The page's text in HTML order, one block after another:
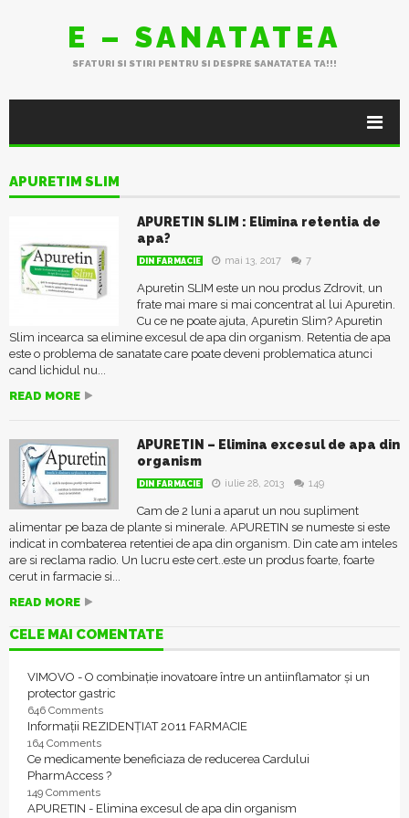
E – SANATATEA
SFATURI SI STIRI PENTRU SI DESPRE SANATATEA TA!!!
APURETIM SLIM
APURETIN SLIM : Elimina retentia de
apa?
DIN FARMACIE mai 13, 2017 7
Apuretin SLIM este un nou produs Zdrovit, un
frate mai mare si mai concentrat al lui Apuretin.
Cu ce ne poate ajuta, Apuretin Slim? Apuretin
Slim incearca sa elimine excesul de apa din organism. Retentia de apa
este o problema de sanatate care poate deveni problematica atunci
cand lichidul nu...
READ MORE
APURETIN – Elimina excesul de apa din
organism
DIN FARMACIE iulie 28, 2013 149
Cam de 2 luni a aparut un nou supliment
alimentar pe baza de plante si minerale. APURETIN se numeste si este
indicat in combaterea retentiei de apa din organism. Din cate am inteles
are si reclama radio. Un lucru este cert..este un produs foarte, foarte
cerut in farmacie si...
READ MORE
CELE MAI COMENTATE
VIMOVO - O combinație inovatoare între un antiinflamator și un
protector gastric
646 Comments
Informații REZIDENȚIAT 2011 FARMACIE
164 Comments
Ce medicamente beneficiaza de reducerea Cardului
PharmAccess ?
149 Comments
APURETIN - Elimina excesul de apa din organism